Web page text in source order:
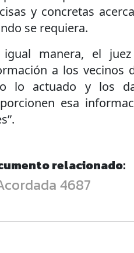
y concretas
se requiera.
igual manera, el
a los vecinos
lo actuado y los
esa
relacionado:
4687